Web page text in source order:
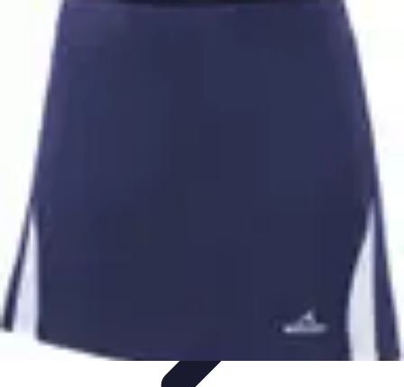
Tout sur le Padel
Stratégies
Tout sur le Padel